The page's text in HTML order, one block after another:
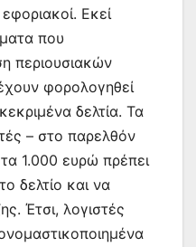
Εκεί
που
περιουσιακών
φορολογηθεί
δελτία. Τα
– στο παρελθόν
1.000 ευρώ πρέπει
δελτίο και να
Έτσι, λογιστές